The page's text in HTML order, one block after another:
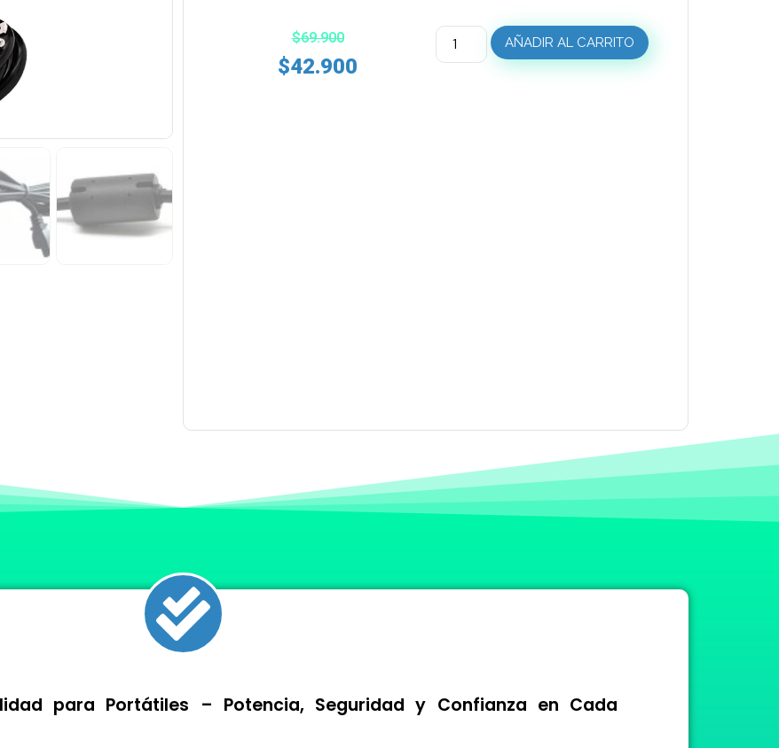
$69.900
$42.900
AÑADIR AL CARRITO
para Portátiles – Potencia, Seguridad y Confianza en Cada